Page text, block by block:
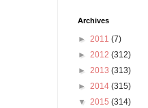
Archives
► 2011 (7)
► 2012 (312)
► 2013 (313)
► 2014 (315)
▼ 2015 (314)